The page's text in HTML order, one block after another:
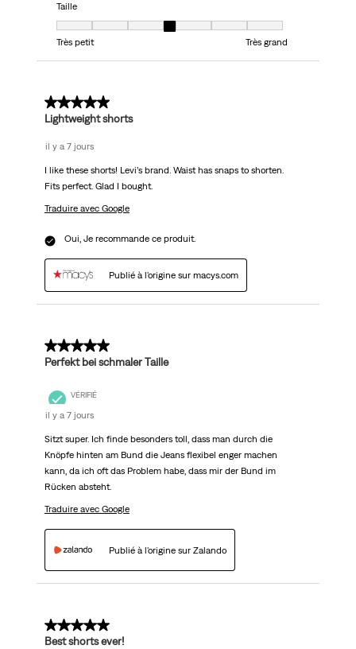
Taille
Taille, 4 sur 7, où 1 est égal à Très petit et 7 est égal à Très grand
Très petit
Très grand
5 sur 5 étoiles.
Lightweight shorts
il y a 7 jours
I like these shorts! Levi’s brand. Waist has snaps to shorten.
Fits perfect. Glad I bought.
Traduire avec Google
Oui, Je recommande ce produit.
Publié à l'origine sur macys.com
5 sur 5 étoiles.
Perfekt bei schmaler Taille
VÉRIFIÉ
il y a 7 jours
Sitzt super. Ich finde besonders toll, dass man durch die
Knöpfe hinten am Bund die Jeans flexibel enger machen
kann, da ich oft das Problem habe, dass mir der Bund im
Rücken absteht.
Traduire avec Google
Publié à l'origine sur Zalando
5 sur 5 étoiles.
Best shorts ever!